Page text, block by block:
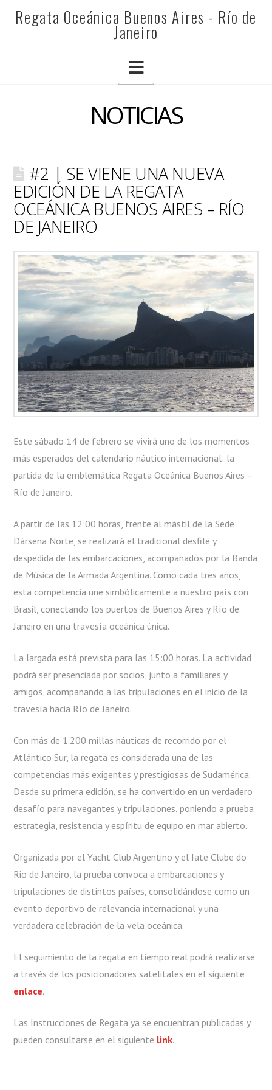
REGATA
OCEÁNICA
BUENOS
AIRES
-
RÍO
DE
JANEIRO
Regata Oceánica Buenos Aires - Río de
Janeiro
Navigation
NOTICIAS
#2 | SE VIENE UNA NUEVA
EDICIÓN DE LA REGATA
OCEÁNICA BUENOS AIRES – RÍO
DE JANEIRO
Este sábado 14 de febrero se vivirá uno de los momentos
más esperados del calendario náutico internacional: la
partida de la emblemática Regata Oceánica Buenos Aires –
Río de Janeiro.
A partir de las 12:00 horas, frente al mástil de la Sede
Dársena Norte, se realizará el tradicional desfile y
despedida de las embarcaciones, acompañados por la Banda
de Música de la Armada Argentina. Como cada tres años,
esta competencia une simbólicamente a nuestro país con
Brasil, conectando los puertos de Buenos Aires y Río de
Janeiro en una travesía oceánica única.
La largada está prevista para las 15:00 horas. La actividad
podrá ser presenciada por socios, junto a familiares y
amigos, acompañando a las tripulaciones en el inicio de la
travesía hacia Río de Janeiro.
Con más de 1.200 millas náuticas de recorrido por el
Atlántico Sur, la regata es considerada una de las
competencias más exigentes y prestigiosas de Sudamérica.
Desde su primera edición, se ha convertido en un verdadero
desafío para navegantes y tripulaciones, poniendo a prueba
estrategia, resistencia y espíritu de equipo en mar abierto.
Organizada por el Yacht Club Argentino y el Iate Clube do
Rio de Janeiro, la prueba convoca a embarcaciones y
tripulaciones de distintos países, consolidándose como un
evento deportivo de relevancia internacional y una
verdadera celebración de la vela oceánica.
El seguimiento de la regata en tiempo real podrá realizarse
a través de los posicionadores satelitales en el siguiente
enlace.
Las Instrucciones de Regata ya se encuentran publicadas y
pueden consultarse en el siguiente link.